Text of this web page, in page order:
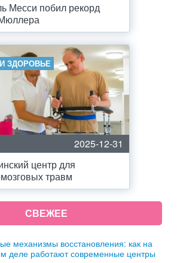
Месси побил рекорд
ЗДОРОВЬЕ
2025-12-31
центр для
травм
СВЕЖЕЕ
механизмы восстановления: как на
деле работают современные центры